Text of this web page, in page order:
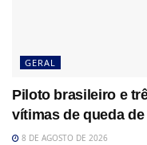
GERAL
Piloto brasileiro e
vítimas de queda
8 DE AGOSTO DE 2026